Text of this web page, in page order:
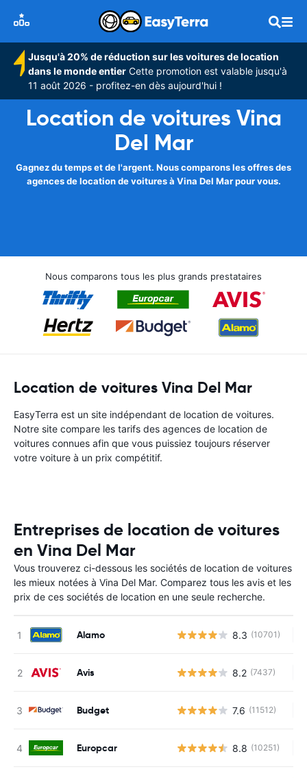
Jusqu'à 20% de réduction sur les voitures de location
dans le monde entier Cette promotion est valable jusqu'à
11 août 2026 - profitez-en dès aujourd'hui !
Location de voitures Vina
Del Mar
Gagnez du temps et de l'argent. Nous comparons les offres des
agences de location de voitures à Vina Del Mar pour vous.
Nous comparons tous les plus grands prestataires
Location de voitures Vina Del Mar
EasyTerra est un site indépendant de location de voitures.
Notre site compare les tarifs des agences de location de
voitures connues afin que vous puissiez toujours réserver
votre voiture à un prix compétitif.
Entreprises de location de voitures
en Vina Del Mar
Vous trouverez ci-dessous les sociétés de location de voitures
les mieux notées à Vina Del Mar. Comparez tous les avis et les
prix de ces sociétés de location en une seule recherche.
Alamo 8.3 (10701)
Avis 8.2 (7437)
Budget 7.6 (11512)
Europcar 8.8 (10251)